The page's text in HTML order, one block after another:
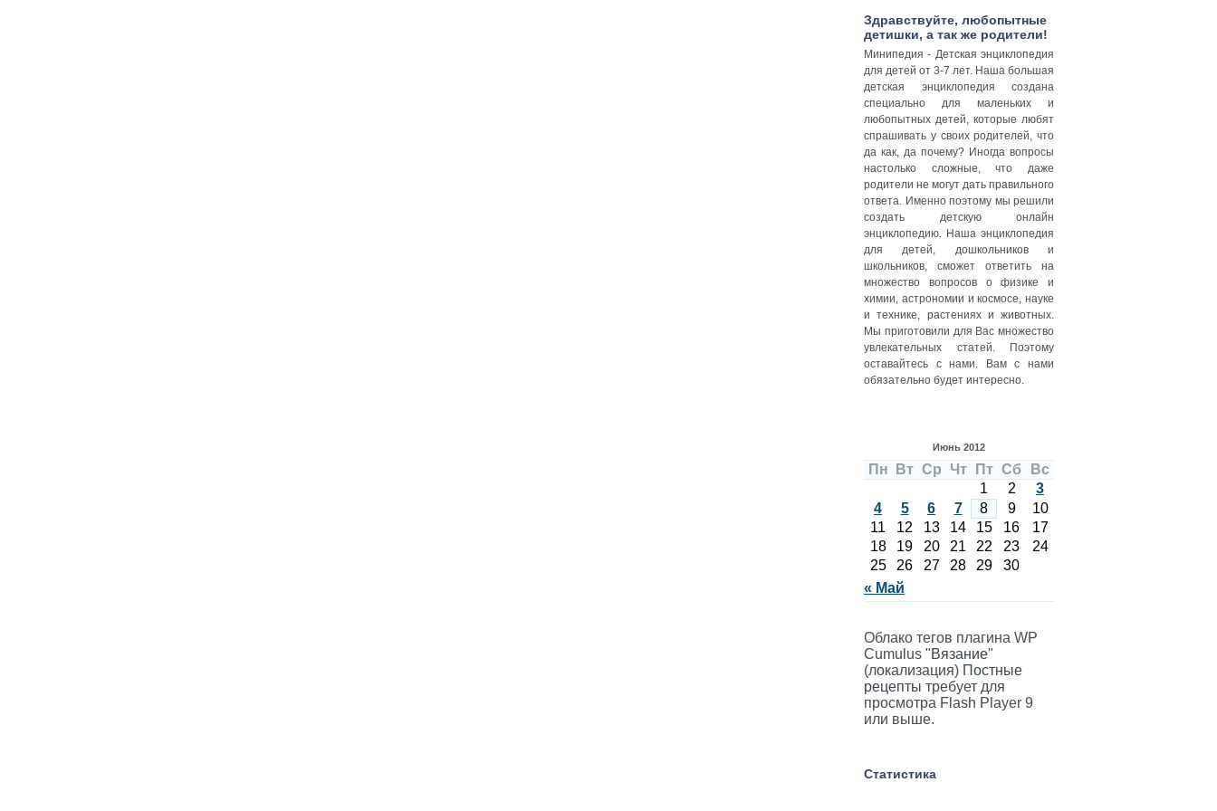
Здравствуйте, любопытные
детишки, а так же родители!
Минипедия - Детская энциклопедия
для детей от 3-7 лет. Наша большая
детская энциклопедия создана
специально для маленьких и
любопытных детей, которые любят
спрашивать у своих родителей, что
да как, да почему? Иногда вопросы
настолько сложные, что даже
родители не могут дать правильного
ответа. Именно поэтому мы решили
создать детскую онлайн
энциклопедию. Наша энциклопедия
для детей, дошкольников и
школьников, сможет ответить на
множество вопросов о физике и
химии, астрономии и космосе, науке
и технике, растениях и животных.
Мы приготовили для Вас множество
увлекательных статей. Поэтому
оставайтесь с нами. Вам с нами
обязательно будет интересно.
Июнь 2012
Пн Вт Ср Чт Пт Сб Вс
« Май
1 2
3
4
5 6 7 8 9
10
11
12 13 14 15 16
17
18
19 20 21 22 23
24
25
26 27 28 29 30
Облако тегов плагина WP
Cumulus "Вязание"
(локализация) Постные
рецепты требует для
просмотра Flash Player 9
или выше.
Статистика